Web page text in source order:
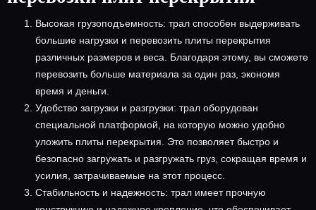
Высокая грузоподъемность: трал способен выдерживать
большие нагрузки и перевозить плиты перекрытия
различных размеров и веса. Благодаря этому, вы сможете
перевозить больше материала за один раз, экономя
время и деньги.
Удобство загрузки и разгрузки: трал оборудован
специальной платформой, на которую можно удобно
уложить плиты перекрытия. Это позволяет быстро и
безопасно загружать и разгружать груз, сокращая время и
усилия, затрачиваемые на этот процесс.
Стабильность и надежность: трал имеет прочную